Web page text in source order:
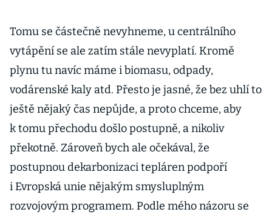
Tomu se částečně nevyhneme, u centrálního
vytápění se ale zatím stále nevyplatí. Kromě
plynu tu navíc máme i biomasu, odpady,
vodárenské kaly atd. Přesto je jasné, že bez uhlí to
ještě nějaký čas nepůjde, a proto chceme, aby
k tomu přechodu došlo postupně, a nikoliv
překotně. Zároveň bych ale očekával, že
postupnou dekarbonizaci tepláren podpoří
i Evropská unie nějakým smysluplným
rozvojovým programem. Podle mého názoru se